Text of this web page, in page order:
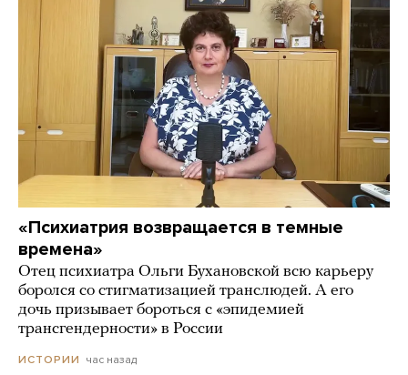
«Психиатрия возвращается в темные
времена»
Отец психиатра Ольги Бухановской всю карьеру
боролся со стигматизацией транслюдей. А его
дочь призывает бороться с «эпидемией
трансгендерности» в России
ИСТОРИИ час назад